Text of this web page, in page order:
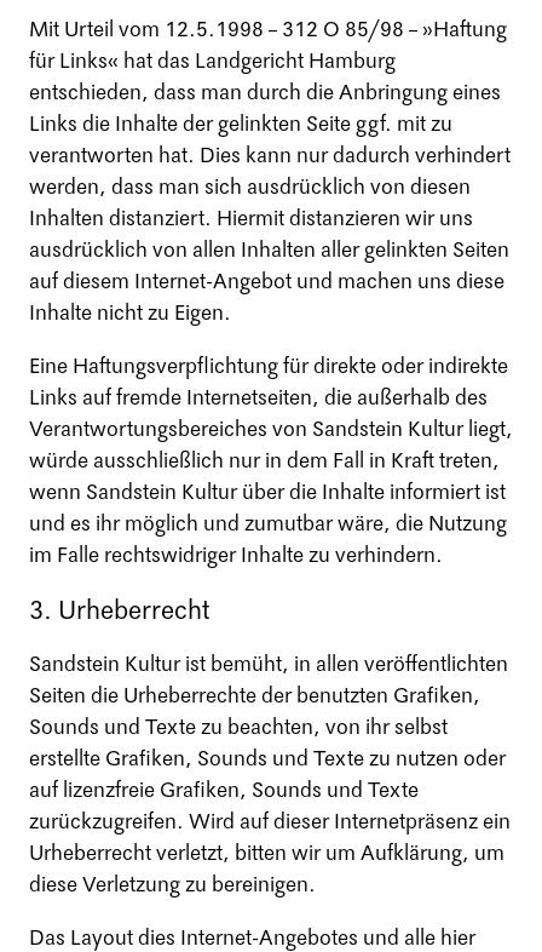
Mit Urteil vom 12.5.1998 – 312 O 85/98 – »Haftung
für Links« hat das Landgericht Hamburg
entschieden, dass man durch die Anbringung eines
Links die Inhalte der gelinkten Seite ggf. mit zu
verantworten hat. Dies kann nur dadurch verhindert
werden, dass man sich ausdrücklich von diesen
Inhalten distanziert. Hiermit distanzieren wir uns
ausdrücklich von allen Inhalten aller gelinkten Seiten
auf diesem Internet-Angebot und machen uns diese
Inhalte nicht zu Eigen.
Eine Haftungsverpflichtung für direkte oder indirekte
Links auf fremde Internetseiten, die außerhalb des
Verantwortungsbereiches von Sandstein Kultur liegt,
würde ausschließlich nur in dem Fall in Kraft treten,
wenn Sandstein Kultur über die Inhalte informiert ist
und es ihr möglich und zumutbar wäre, die Nutzung
im Falle rechtswidriger Inhalte zu verhindern.
3. Urheberrecht
Sandstein Kultur ist bemüht, in allen veröffentlichten
Seiten die Urheberrechte der benutzten Grafiken,
Sounds und Texte zu beachten, von ihr selbst
erstellte Grafiken, Sounds und Texte zu nutzen oder
auf lizenzfreie Grafiken, Sounds und Texte
zurückzugreifen. Wird auf dieser Internetpräsenz ein
Urheberrecht verletzt, bitten wir um Aufklärung, um
diese Verletzung zu bereinigen.
Das Layout dies Internet-Angebotes und alle hier